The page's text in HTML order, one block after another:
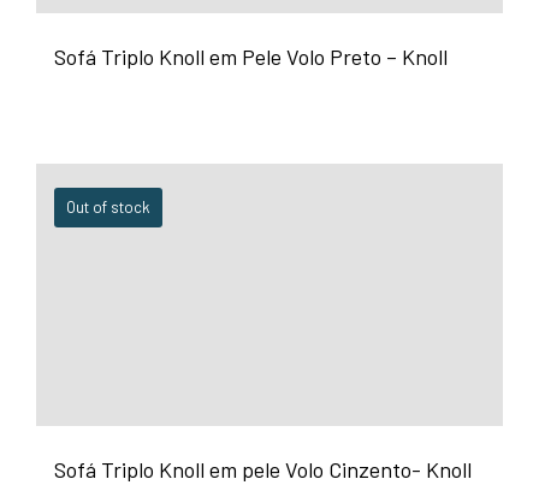
Sofá Triplo Knoll em Pele Volo Preto – Knoll
Out of stock
Sofá Triplo Knoll em pele Volo Cinzento- Knoll